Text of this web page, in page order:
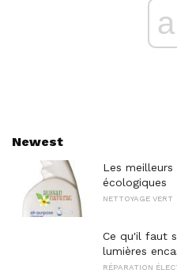
Newest
Les
écologiques
NETTOYAGE VERT
Ce qu'il faut
lumières
RÉPARATION